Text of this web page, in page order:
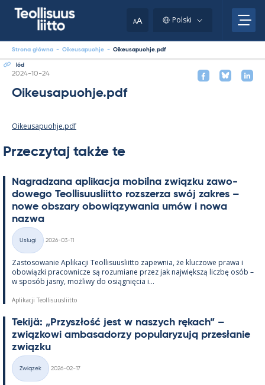
AA Polski
Strona główna - Oikeusapuohje - Oikeusapuohje.pdf
lód
Kirjoitettu
2024-10-24
Oikeusapuohje.pdf
Oikeusapuohje.pdf
Przeczytaj także te
Na­gradzana apli­kacja mo­bilna związku zawo­
dowego Teol­li­suus­liitto rozszerza swój za­kres –
nowe obszary obowiązywa­nia umów i nowa
nazwa
Kategorie
Usługi
2026-03-11
Zas­to­sowa­nie Apli­kacji Teol­li­suus­liitto za­pew­nia, że kluczowe prawa i
obowiązki pracow­nicze są rozu­miane przez jak największą liczbę osób –
w sposób jasny, moż­liwy do osiąg­nięcia i...
Aplikacji Teollisuusliitto
Te­kijä: „Przyszłość jest w naszych rę­kach” –
związ­kowi am­ba­sa­dorzy po­pu­la­ryzują przesła­nie
związku
Kategorie
Związek
2026-02-17